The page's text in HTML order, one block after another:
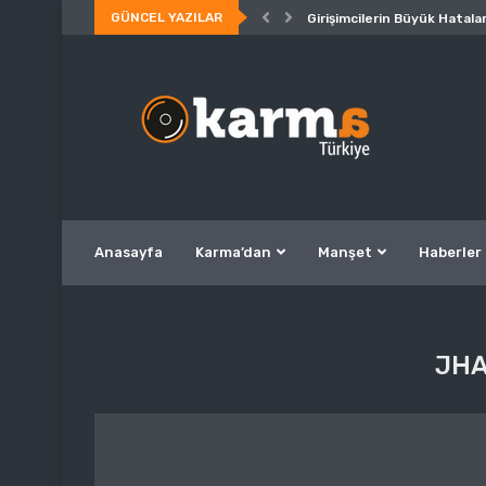
GÜNCEL YAZILAR Girişimcilerin Büyük
Anasayfa Karma’dan Manşet Haberler